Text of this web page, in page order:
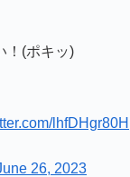
！(ポキッ)
lhfDHgr80H
26, 2023